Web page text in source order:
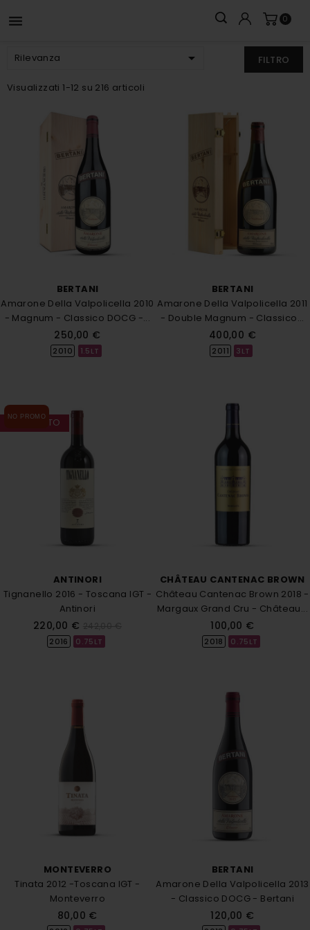
 0
Rilevanza  FILTRO
Visualizzati 1-12 su 216 articoli
BERTANI
Amarone Della Valpolicella 2010
- Magnum - Classico DOCG -...
250,00 €
2010 1.5LT
BERTANI
Amarone Della Valpolicella 2011
- Double Magnum - Classico...
400,00 €
2011 3LT
TERMINATO
NO PROMO
ANTINORI
Tignanello 2016 - Toscana IGT -
Antinori
220,00 €
2016 0.75LT
CHÂTEAU CANTENAC BROWN
Château Cantenac Brown 2018 -
Margaux Grand Cru - Château...
100,00 €
2018 0.75LT
MONTEVERRO
Tinata 2012 -Toscana IGT -
Monteverro
80,00 €
BERTANI
Amarone Della Valpolicella 2013
- Classico DOCG - Bertani
120,00 €